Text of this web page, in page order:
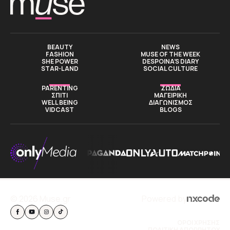
BEAUTY
FASHION
SHE POWER
STAR-LAND
NEWS
MUSE OF THE WEEK
DESPOINA’S DIARY
SOCIAL CULTURE
PARENTING
ΣΠΙΤΙ
WELL BEING
VIDCAST
ΖΩΔΙΑ
ΜΑΓΕΙΡΙΚΗ
ΔΙΑΓΩΝΙΣΜΟΣ
BLOGS